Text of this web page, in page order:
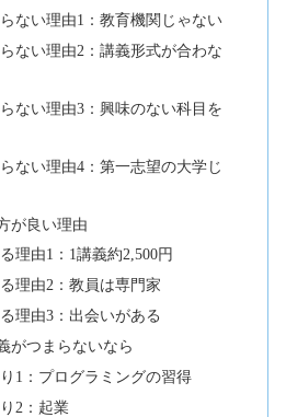
ない理由1：教育機関じゃない
ない理由2：講義形式が合わな
ない理由3：興味のない科目を
ない理由4：第一志望の大学じ
が良い理由
理由1：1講義約2,500円
理由2：教員は専門家
理由3：出会いがある
がつまらないなら
1：プログラミングの習得
2：起業